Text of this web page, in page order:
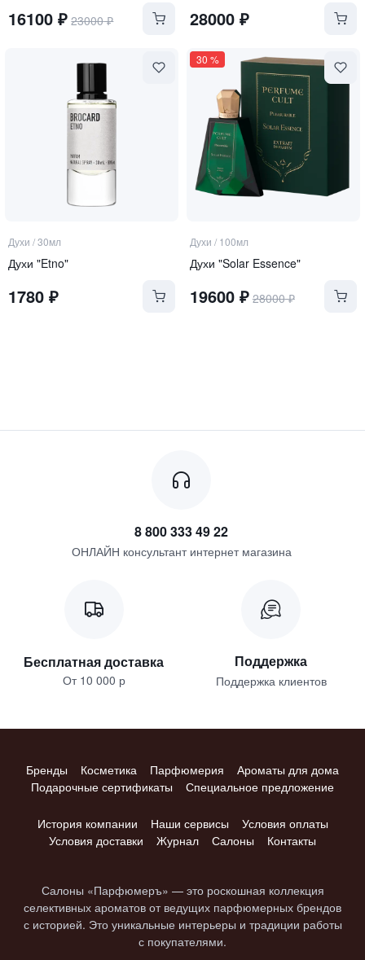
16100 ₽ 23000₽ 28000₽
Духи /30мл
Духи "Etno"
1780 ₽
30 %
Духи / 100мл
Духи "Solar Essence"
19600₽ 28000₽
8 800 333 49 22
ОНЛАЙН консультант интернет магазина
Бесплатная доставка
От 10 000 р
Поддержка
Поддержка клиентов
Бренды Косметика Парфюмерия
Ароматы для дома
Подарочные сертификаты
Специальное предложение
История компании Наши сервисы
Условия оплаты
Условия доставки
Журнал Салоны Контакты
Салоны «Парфюмеръ» — это роскошная коллекция
селективных ароматов от ведущих парфюмерных брендов
с историей. Это уникальные интерьеры и традиции работы
с покупателями.